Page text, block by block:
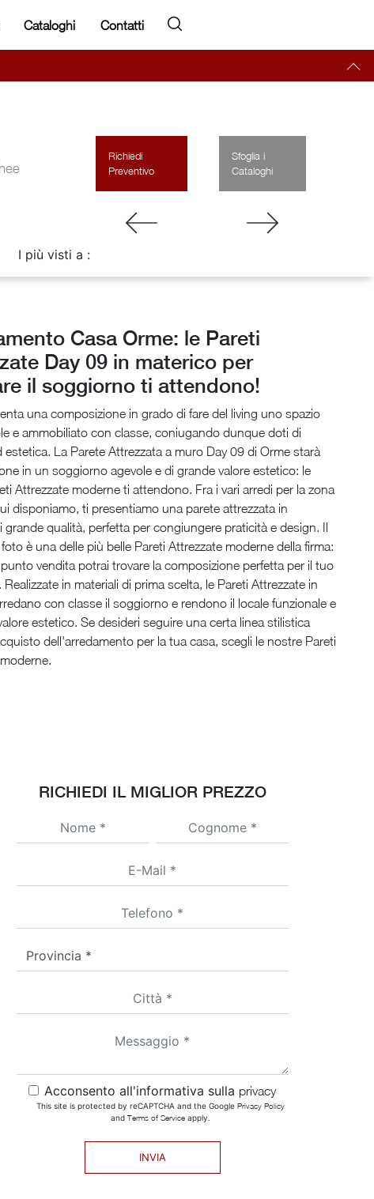
Cataloghi Contatti
Richiedi
Preventivo
Sfoglia i
Cataloghi
I più visti a :
Casa Orme: le Pareti
Day 09 in materico per
il soggiorno ti attendono!
una composizione in grado di fare del living uno spazio
e ammobiliato con classe, coniugando dunque doti di
estetica. La Parete Attrezzata a muro Day 09 di Orme starà
in un soggiorno agevole e di grande valore estetico: le
Attrezzate moderne ti attendono. Fra i vari arredi per la zona
disponiamo, ti presentiamo una parete attrezzata in
grande qualità, perfetta per congiungere praticità e design. Il
è una delle più belle Pareti Attrezzate moderne della firma:
vendita potrai trovare la composizione perfetta per il tuo
in materiali di prima scelta, le Pareti Attrezzate in
con classe il soggiorno e rendono il locale funzionale e
estetico. Se desideri seguire una certa linea stilistica
dell'arredamento per la tua casa, scegli le nostre Pareti
RICHIEDI IL MIGLIOR PREZZO
Acconsento all'informativa sulla privacy
This site is protected by reCAPTCHA and the Google Privacy Policy
and Terms of Serviceapply.
INVIA